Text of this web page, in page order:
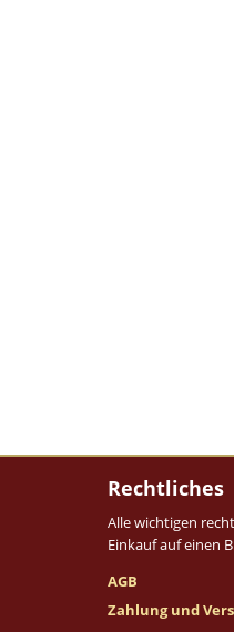
Rechtliches
Alle wichtigen
Einkauf auf einen
AGB
Zahlung und